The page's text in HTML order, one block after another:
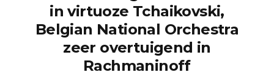
in virtuoze Tchaikovski,
Belgian National Orchestra
zeer overtuigend in
Rachmaninoff